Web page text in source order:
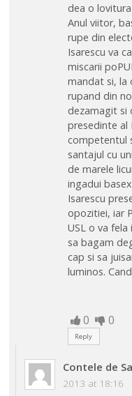
dea o
Anul viitor,
rupe din
Isarescu va
miscarii
mandat si, la
rupand din
dezamagit si
presedinte al
competentul
santajul cu
de marele
ingadui
Isarescu
opozitiei, iar
USL o va
sa bagam
cap si sa
luminos.
0 0
Reply
Contele de
2013 at 18:16